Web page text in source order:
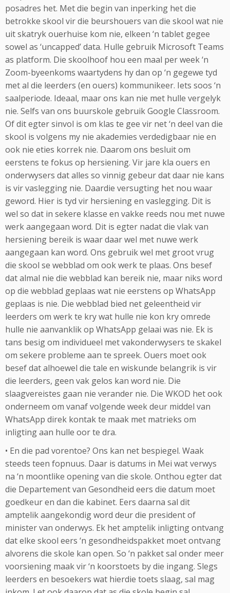
posadres het. Met die begin van inperking het die
betrokke skool vir die beurshouers van die skool wat nie
uit skatryk ouerhuise kom nie, elkeen ‘n tablet gegee
sowel as ‘uncapped’ data. Hulle gebruik Microsoft Teams
as platform. Die skoolhoof hou een maal per week ‘n
Zoom-byeenkoms waartydens hy dan op ‘n gegewe tyd
met al die leerders (en ouers) kommunikeer. Iets soos ‘n
saalperiode. Ideaal, maar ons kan nie met hulle vergelyk
nie. Selfs van ons buurskole gebruik Google Classroom.
Of dit egter sinvol is om klas te gee vir net ‘n deel van die
skool is volgens my nie akademies verdedigbaar nie en
ook nie eties korrek nie. Daarom ons besluit om
eerstens te fokus op hersiening. Vir jare kla ouers en
onderwysers dat alles so vinnig gebeur dat daar nie kans
is vir vaslegging nie. Daardie versugting het nou waar
geword. Hier is tyd vir hersiening en vaslegging. Dit is
wel so dat in sekere klasse en vakke reeds nou met nuwe
werk aangegaan word. Dit is egter nadat die vlak van
hersiening bereik is waar daar wel met nuwe werk
aangegaan kan word. Ons gebruik wel met groot vrug
die skool se webblad om ook werk te plaas. Ons besef
dat almal nie die webblad kan bereik nie, maar niks word
op die webblad geplaas wat nie eerstens op WhatsApp
geplaas is nie. Die webblad bied net geleentheid vir
leerders om werk te kry wat hulle nie kon kry omrede
hulle nie aanvanklik op WhatsApp gelaai was nie. Ek is
tans besig om individueel met vakonderwysers te skakel
om sekere probleme aan te spreek. Ouers moet ook
besef dat alhoewel die tale en wiskunde belangrik is vir
die leerders, geen vak gelos kan word nie. Die
slaagvereistes gaan nie verander nie. Die WKOD het ook
onderneem om vanaf volgende week deur middel van
WhatsApp direk kontak te maak met matrieks om
inligting aan hulle oor te dra.
• En die pad vorentoe? Ons kan net bespiegel. Waak
steeds teen fopnuus. Daar is datums in Mei wat verwys
na ‘n moontlike opening van die skole. Onthou egter dat
die Departement van Gesondheid eers die datum moet
goedkeur en dan die kabinet. Eers daarna sal dit
amptelik aangekondig word deur die president of
minister van onderwys. Ek het amptelik inligting ontvang
dat elke skool eers ‘n gesondheidspakket moet ontvang
alvorens die skole kan open. So ‘n pakket sal onder meer
voorsiening maak vir ‘n koorstoets by die ingang. Slegs
leerders en besoekers wat hierdie toets slaag, sal mag